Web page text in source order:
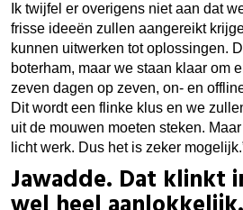
Ik twijfel er overigens niet aan dat
frisse ideeën zullen aangereikt
kunnen uitwerken tot oplossingen.
boterham, maar we staan klaar om
zeven dagen op zeven, on- en
Dit wordt een flinke klus en we
uit de mouwen moeten steken.
licht werk. Dus het is zeker
Jawadde. Dat klinkt